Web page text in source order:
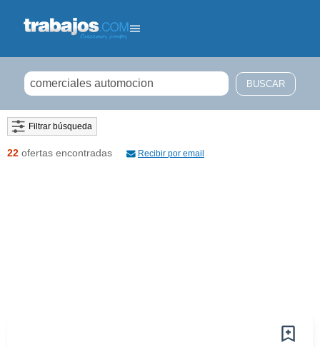
Filtrar búsqueda
22 ofertas encontradas Recibir por email